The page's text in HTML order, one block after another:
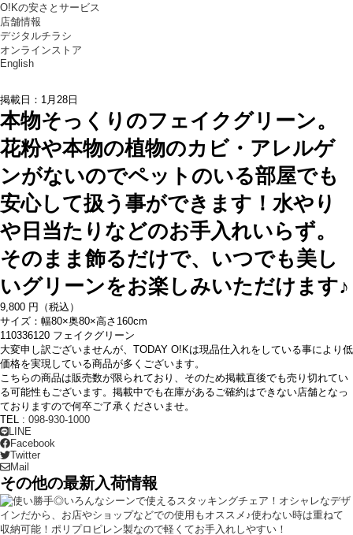
O!Kの安さとサービス
店舗情報
デジタルチラシ
オンラインストア
English
掲載日：1月28日
本物そっくりのフェイクグリーン。
花粉や本物の植物のカビ・アレルゲ
ンがないのでペットのいる部屋でも
安心して扱う事ができます！水やり
や日当たりなどのお手入れいらず。
そのまま飾るだけで、いつでも美し
いグリーンをお楽しみいただけます♪
9,800 円（税込）
サイズ：幅80×奥80×高さ160cm
110336120 フェイクグリーン
大変申し訳ございませんが、TODAY O!Kは現品仕入れをしている事により低
価格を実現している商品が多くございます。
こちらの商品は販売数が限られており、そのため掲載直後でも売り切れてい
る可能性もございます。掲載中でも在庫があるご確約はできない店舗となっ
ておりますので何卒ご了承くださいませ。
TEL : 098-930-1000
LINE
Facebook
Twitter
Mail
その他の最新入荷情報